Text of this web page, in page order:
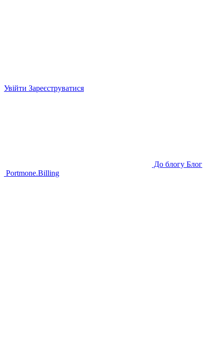
Увійти Зареєструватися
До блогу Блог
Portmone.Billing